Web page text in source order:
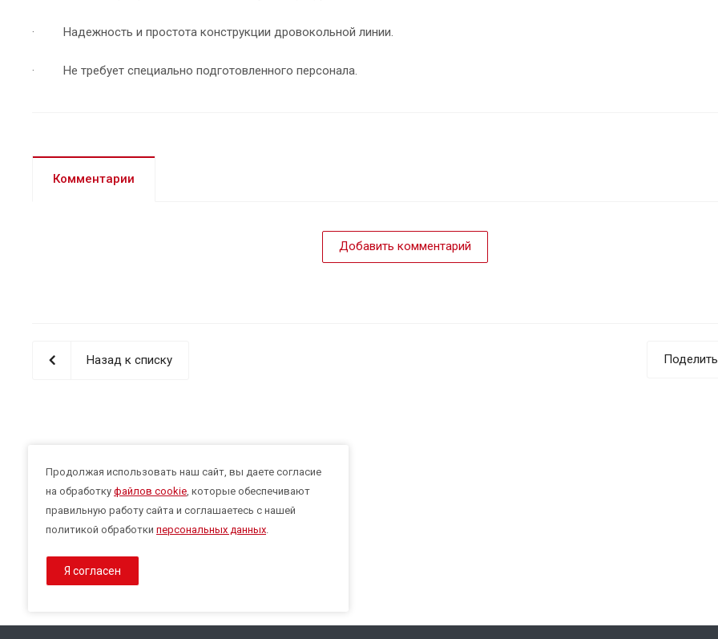
· Надежность и простота конструкции дровокольной линии.
· Не требует специально подготовленного персонала.
Комментарии
Добавить комментарий
Назад к списку
Продолжая использовать наш сайт, вы даете согласие
на обработку файлов cookie, которые обеспечивают
правильную работу сайта и соглашаетесь с нашей
политикой обработки персональных данных.
Я согласен